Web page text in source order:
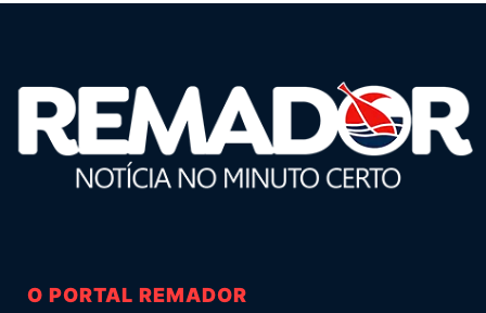
O PORTAL REMADOR